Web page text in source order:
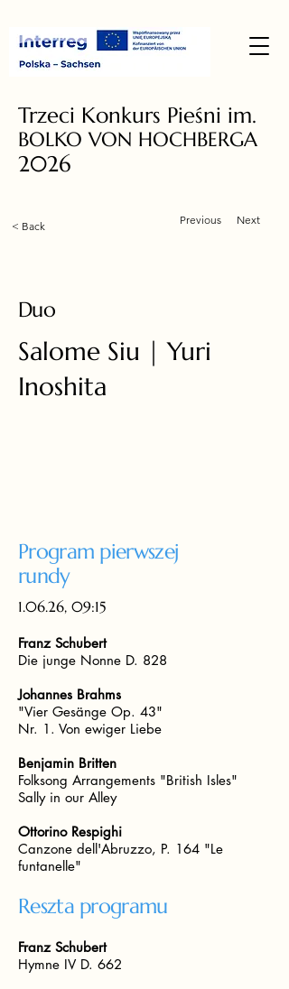
Trzeci Konkurs Pieśni im.
BOLKO VON HOCHBERGA
2026
< Back Previous Next
Duo
Salome Siu | Yuri
Inoshita
Program pierwszej
rundy
Franz Schubert
Die junge Nonne D. 828
Johannes Brahms
"Vier Gesänge Op. 43"
Nr. 1. Von ewiger Liebe
Benjamin Britten
Folksong Arrangements "British Isles"
Sally in our Alley
Ottorino Respighi
Canzone dell'Abruzzo, P. 164 "Le
funtanelle"
1.06.26, 09:15
Reszta programu
Franz Schubert
Hymne IV D. 662